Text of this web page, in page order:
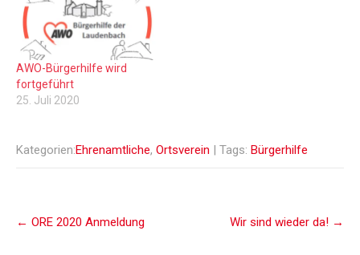
AWO-Bürgerhilfe wird
fortgeführt
25. Juli 2020
Kategorien:Ehrenamtliche, Ortsverein | Tags: Bürgerhilfe
Post
navigation
← ORE 2020 Anmeldung Wir sind wieder da! →